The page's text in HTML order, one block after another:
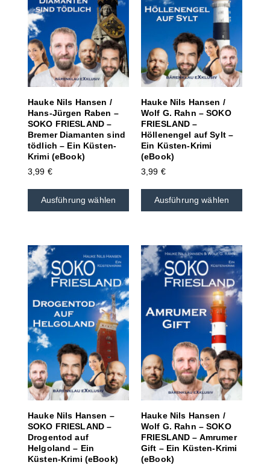
Hauke Nils Hansen /
Hans-Jürgen Raben –
SOKO FRIESLAND –
Bremer Diamanten sind
tödlich – Ein Küsten-
Krimi (eBook)
3,99 €
Ausführung wählen
Hauke Nils Hansen /
Wolf G. Rahn – SOKO
FRIESLAND –
Höllenengel auf Sylt –
Ein Küsten-Krimi
(eBook)
3,99 €
Ausführung wählen
Hauke Nils Hansen –
SOKO FRIESLAND –
Drogentod auf
Helgoland – Ein
Küsten-Krimi (eBook)
Hauke Nils Hansen /
Wolf G. Rahn – SOKO
FRIESLAND – Amrumer
Gift – Ein Küsten-Krimi
(eBook)